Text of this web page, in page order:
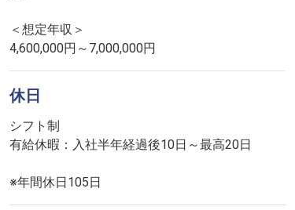
＜想定年収＞
4,600,000円～7,000,000円
休日
シフト制
有給休暇：入社半年経過後10日～最高20日
※年間休日105日